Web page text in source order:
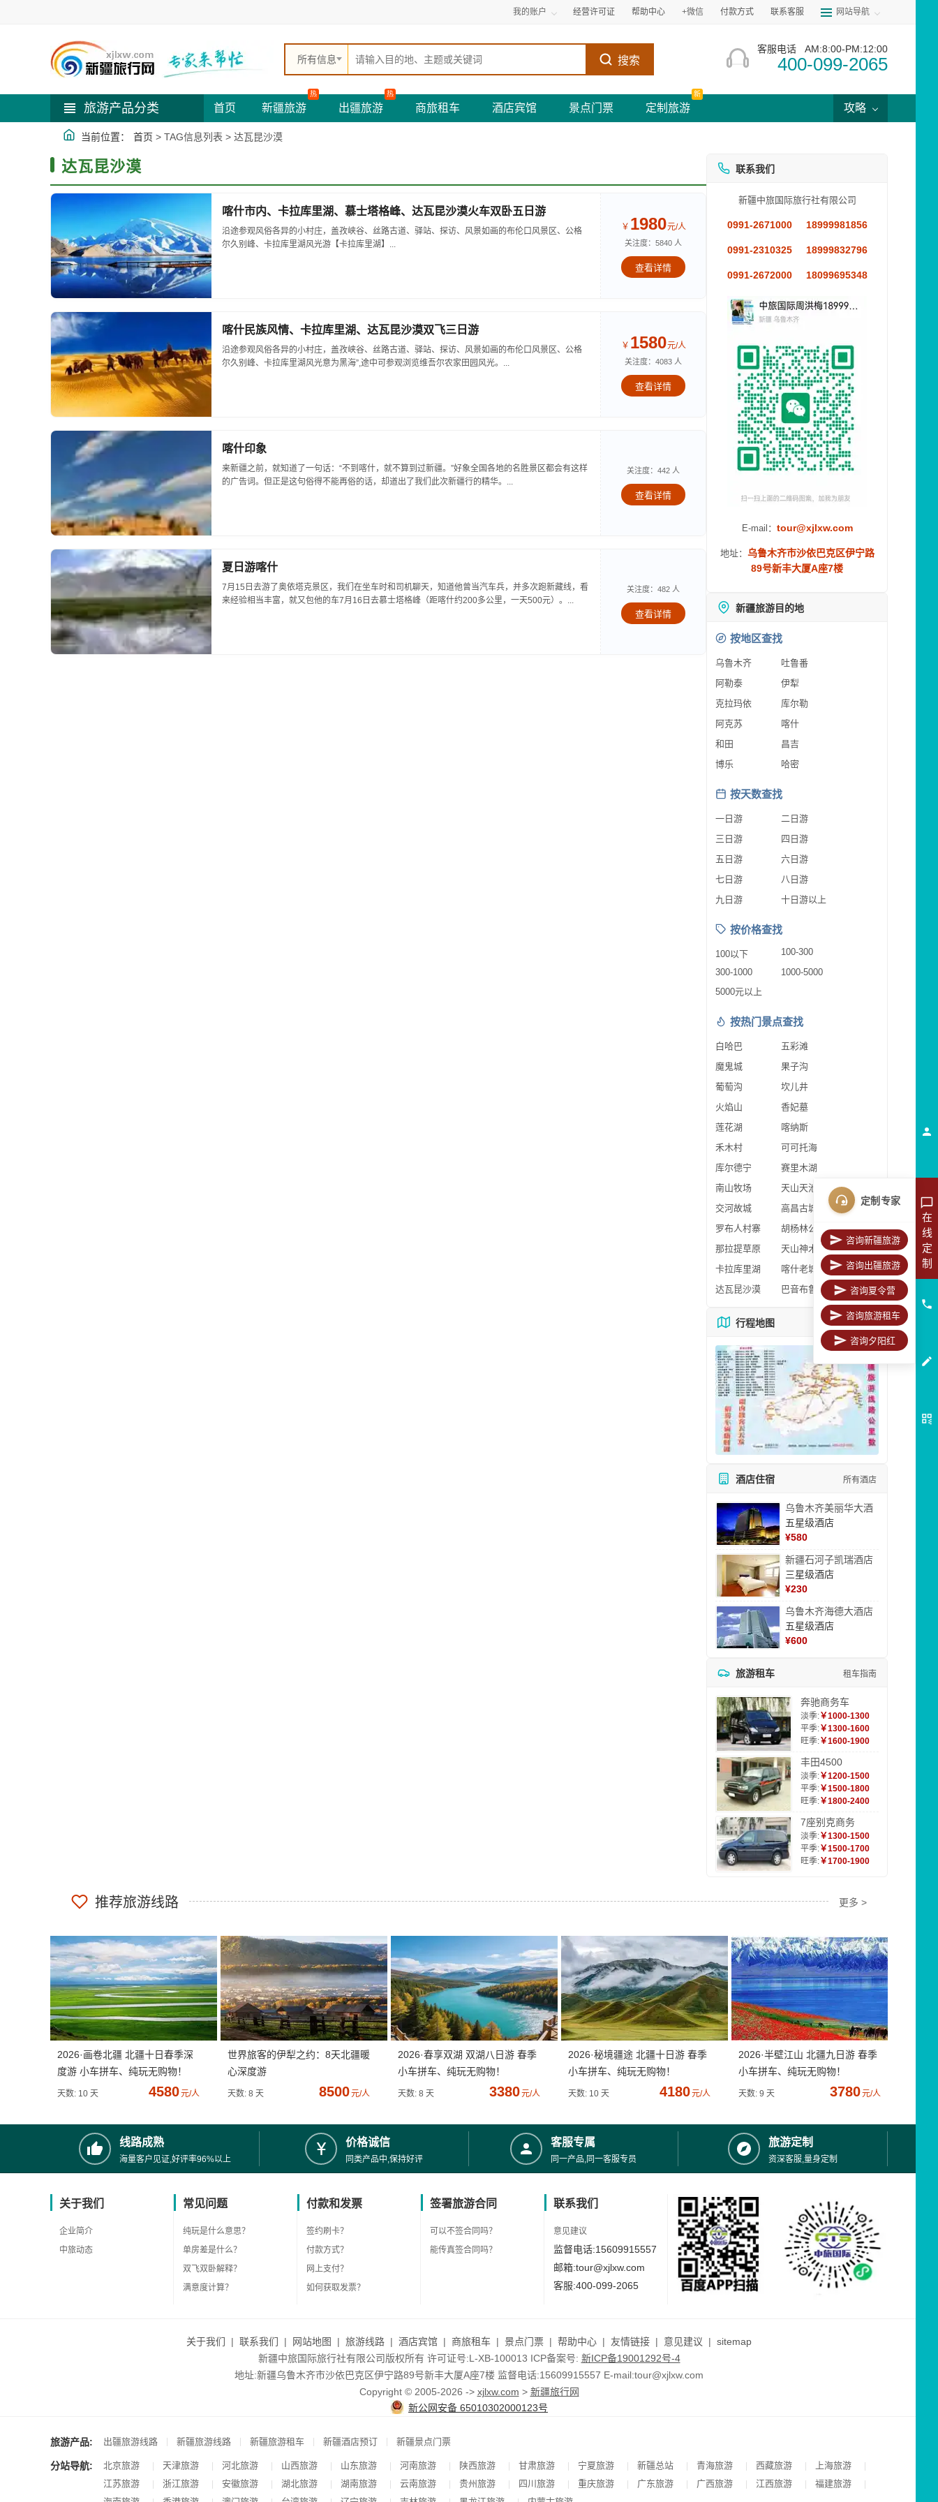
我的账户 经营许可证 帮助中心 +微信 付款方式 联系客服 网站导航
所有信息 搜索
客服电话 AM:8:00-PM:12:00
400-099-2065
旅游产品分类 首页 新疆旅游
热
出疆旅游
热
商旅租车 酒店宾馆 景点门票 定制旅游
新
攻略
当前位置： 首页 > TAG信息列表 > 达瓦昆沙漠
达瓦昆沙漠
喀什市内、卡拉库里湖、慕士塔格峰、达瓦昆沙漠火车双卧五日游
沿途参观风俗各异的小村庄，盖孜峡谷、丝路古道、驿站、探访、风景如画的布伦口风景区、公格
尔久别峰、卡拉库里湖风光游【卡拉库里湖】...
￥ 1980元/人
关注度：5840 人
查看详情
喀什民族风情、卡拉库里湖、达瓦昆沙漠双飞三日游
沿途参观风俗各异的小村庄，盖孜峡谷、丝路古道、驿站、探访、风景如画的布伦口风景区、公格
尔久别峰、卡拉库里湖风光意为黑海”,途中可参观浏览维吾尔农家田园风光。...
￥ 1580元/人
关注度：4083 人
查看详情
喀什印象
来新疆之前，就知道了一句话：“不到喀什，就不算到过新疆。”好象全国各地的名胜景区都会有这样
的广告词。但正是这句俗得不能再俗的话，却道出了我们此次新疆行的精华。...
关注度：442 人
查看详情
夏日游喀什
7月15日去游了奥依塔克景区，我们在坐车时和司机聊天，知道他曾当汽车兵，并多次跑新藏线，看
来经验相当丰富，就又包他的车7月16日去慕士塔格峰（距喀什约200多公里，一天500元）。...
关注度：482 人
查看详情
联系我们
新疆中旅国际旅行社有限公司
0991-2671000 18999981856
0991-2310325 18999832796
0991-2672000 18099695348
E-mail： tour@xjlxw.com
地址： 乌鲁木齐市沙依巴克区伊宁路
89号新丰大厦A座7楼
新疆旅游目的地
按地区查找
乌鲁木齐
吐鲁番
阿勒泰
伊犁
克拉玛依
库尔勒
阿克苏
喀什
和田
昌吉
博乐
哈密
按天数查找
一日游
二日游
三日游
四日游
五日游
六日游
七日游
八日游
九日游
十日游以上
按价格查找
100以下
100-300
300-1000
1000-5000
5000元以上
按热门景点查找
白哈巴
五彩滩
魔鬼城
果子沟
葡萄沟
坎儿井
火焰山
香妃墓
莲花湖
喀纳斯
禾木村
可可托海
库尔德宁
赛里木湖
南山牧场
天山天池
交河故城
高昌古城
罗布人村寨
胡杨林公园
那拉提草原
天山神木园
卡拉库里湖
喀什老城区
达瓦昆沙漠
巴音布鲁克
行程地图 更多地图
酒店住宿 所有酒店
乌鲁木齐美丽华大酒
五星级酒店
¥580
新疆石河子凯瑞酒店
三星级酒店
¥230
乌鲁木齐海德大酒店
五星级酒店
¥600
旅游租车 租车指南
奔驰商务车
淡季:￥1000-1300
平季:￥1300-1600
旺季:￥1600-1900
丰田4500
淡季:￥1200-1500
平季:￥1500-1800
旺季:￥1800-2400
7座别克商务
淡季:￥1300-1500
平季:￥1500-1700
旺季:￥1700-1900
推荐旅游线路 更多 >
2026·画卷北疆 北疆十日春季深
度游 小车拼车、纯玩无购物！
天数: 10 天 4580元/人
世界旅客的伊犁之约：8天北疆暖
心深度游
天数: 8 天 8500元/人
2026·春享双湖 双湖八日游 春季
小车拼车、纯玩无购物！
天数: 8 天 3380元/人
2026·秘境疆途 北疆十日游 春季
小车拼车、纯玩无购物！
天数: 10 天 4180元/人
2026·半壁江山 北疆九日游 春季
小车拼车、纯玩无购物！
天数: 9 天 3780元/人
线路成熟
海量客户见证,好评率96%以上
价格诚信
同类产品中,保持好评
客服专属
同一产品,同一客服专员
旅游定制
资深客服,量身定制
关于我们
企业简介
中旅动态
常见问题
纯玩是什么意思？
单房差是什么？
双飞双卧解释？
满意度计算？
付款和发票
签约刷卡？
付款方式？
网上支付？
如何获取发票？
签署旅游合同
可以不签合同吗？
能传真签合同吗？
联系我们
意见建议
监督电话:15609915557
邮箱:tour@xjlxw.com
客服:400-099-2065
关于我们 | 联系我们 | 网站地图 | 旅游线路 | 酒店宾馆 | 商旅租车 | 景点门票 | 帮助中心 | 友情链接 | 意见建议 | sitemap
新疆中旅国际旅行社有限公司版权所有 许可证号:L-XB-100013 ICP备案号: 新ICP备19001292号-4
地址:新疆乌鲁木齐市沙依巴克区伊宁路89号新丰大厦A座7楼 监督电话:15609915557 E-mail:tour@xjlxw.com
Copyright © 2005-2026 -> xjlxw.com > 新疆旅行网
新公网安备 65010302000123号
旅游产品: 出疆旅游线路 | 新疆旅游线路 | 新疆旅游租车 | 新疆酒店预订 | 新疆景点门票
分站导航: 北京旅游 | 天津旅游 | 河北旅游 | 山西旅游 | 山东旅游 | 河南旅游 | 陕西旅游 | 甘肃旅游 | 宁夏旅游 | 新疆总站 | 青海旅游 | 西藏旅游 | 上海旅游 |
江苏旅游 | 浙江旅游 | 安徽旅游 | 湖北旅游 | 湖南旅游 | 云南旅游 | 贵州旅游 | 四川旅游 | 重庆旅游 | 广东旅游 | 广西旅游 | 江西旅游 | 福建旅游 |
在
线
定
制
定制专家
咨询新疆旅游
咨询出疆旅游
咨询夏令营
咨询旅游租车
咨询夕阳红